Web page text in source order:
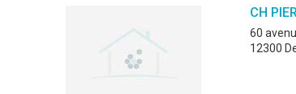
CH
60
12300